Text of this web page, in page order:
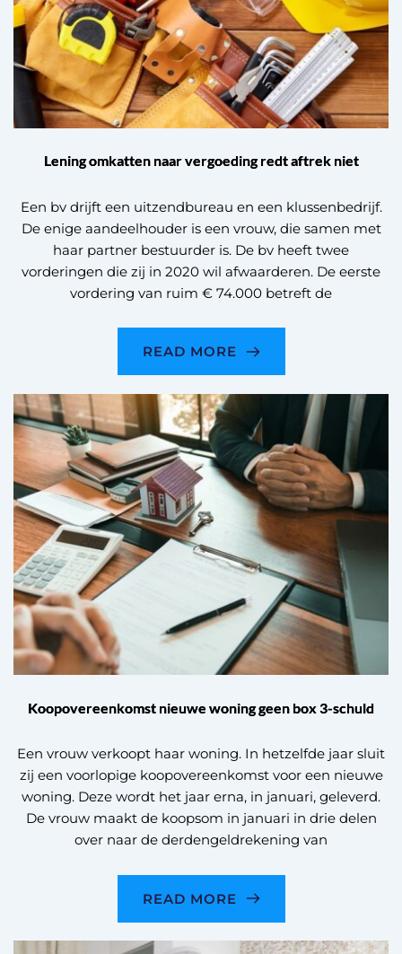
Lening omkatten naar vergoeding redt aftrek niet
Een bv drijft een uitzendbureau en een klussenbedrijf.
De enige aandeelhouder is een vrouw, die samen met
haar partner bestuurder is. De bv heeft twee
vorderingen die zij in 2020 wil afwaarderen. De eerste
vordering van ruim € 74.000 betreft de
READ MORE
Koopovereenkomst nieuwe woning geen box 3-schuld
Een vrouw verkoopt haar woning. In hetzelfde jaar sluit
zij een voorlopige koopovereenkomst voor een nieuwe
woning. Deze wordt het jaar erna, in januari, geleverd.
De vrouw maakt de koopsom in januari in drie delen
over naar de derdengeldrekening van
READ MORE